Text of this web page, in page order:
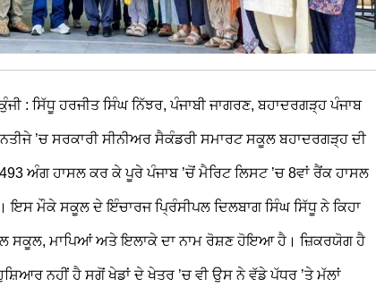
: ਸਿੱਧੂਹਰਜੀਤ ਸਿੰਘ ਨਿੱਝਰ, ਪੰਜਾਬੀ ਜਾਗਰਣ, ਬਹਾਦਰਗੜ੍ਹਪੰਜਾਬ
’ਚ ਸਰਕਾਰੀ ਸੀਨੀਅਰ ਸੈਕੰਡਰੀ ਸਮਾਰਟ ਸਕੂਲ ਬਹਾਦਰਗੜ੍ਹ ਦੀ
ਅੰਗ ਹਾਸਲ ਕਰ ਕੇ ਪੂਰੇ ਪੰਜਾਬ ’ਚੋਂ ਮੈਰਿਟ ਲਿਸਟ ’ਚ 8ਵਾਂ ਰੈਂਕ ਹਾਸਲ
ਇਸ ਮੌਕੇ ਸਕੂਲ ਦੇ ਇੰਚਾਰਜ ਪ੍ਰਿੰਸੀਪਲ ਦਿਲਬਾਗ ਸਿੰਘ ਸਿੱਧੂ ਨੇ ਕਿਹਾ
ਸਕੂਲ, ਮਾਪਿਆਂ ਅਤੇ ਇਲਾਕੇ ਦਾ ਨਾਮ ਰੋਸ਼ਣ ਹੋਇਆ ਹੈ। ਜ਼ਿਕਰਯੋਗ ਹੈ
ਨਹੀਂ ਹੈ ਸਗੋਂ ਖੇਡਾਂ ਦੇ ਖੇਤਰ ’ਚ ਵੀ ਉਸ ਨੇ ਵੱਡੇ ਪੱਧਰ ’ਤੇ ਮੱਲਾਂ